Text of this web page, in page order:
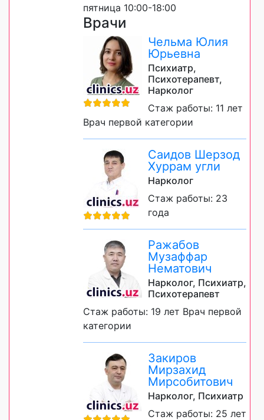
пятница 10:00-18:00
Врачи
Чельма Юлия
Юрьевна
Психиатр,
Психотерапевт,
Нарколог
Стаж работы: 11 лет
Врач первой категории
Саидов Шерзод
Хуррам угли
Нарколог
Стаж работы: 23
года
Ражабов
Музаффар
Нематович
Нарколог, Психиатр,
Психотерапевт
Стаж работы: 19 лет Врач первой
категории
Закиров
Мирзахид
Мирсобитович
Нарколог, Психиатр
Стаж работы: 25 лет